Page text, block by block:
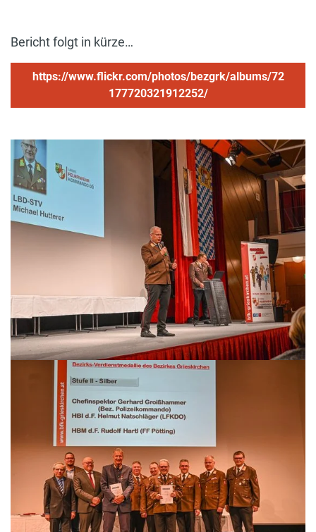
Bericht folgt in kürze…
https://www.flickr.com/photos/bezgrk/albums/72
177720321912252/